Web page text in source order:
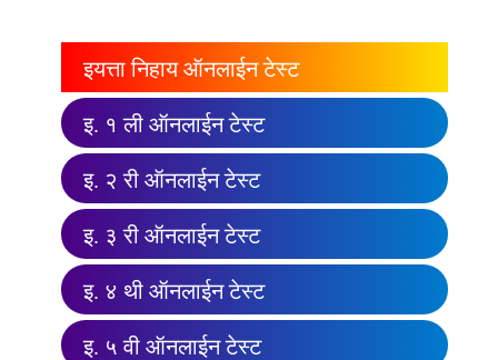
इयत्ता निहाय ऑनलाईन टेस्ट
इ. १ ली ऑनलाईन टेस्ट
इ. २ री ऑनलाईन टेस्ट
इ. ३ री ऑनलाईन टेस्ट
इ. ४ थी ऑनलाईन टेस्ट
इ. ५ वी ऑनलाईन टेस्ट